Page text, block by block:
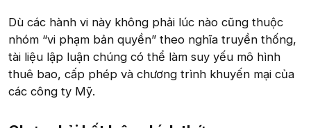
Dù các hành vi này không phải lúc nào cũng thuộc
nhóm “vi phạm bản quyền” theo nghĩa truyền thống,
tài liệu lập luận chúng có thể làm suy yếu mô hình
thuê bao, cấp phép và chương trình khuyến mại của
các công ty Mỹ.